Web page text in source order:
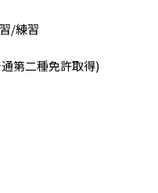
/練習
第二種免許取得)